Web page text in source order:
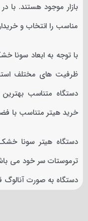
بازار موجود هستند. با
مناسب را انتخاب و
با توجه به ابعاد سونا
ظرفیت های مختلف
دستگاه متناسب
خرید هیتر متناسب با
ترموستات سر خود می
دستگاه به صورت آنالوگ